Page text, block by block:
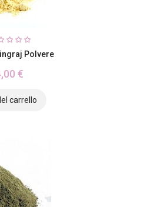
Polvere
€